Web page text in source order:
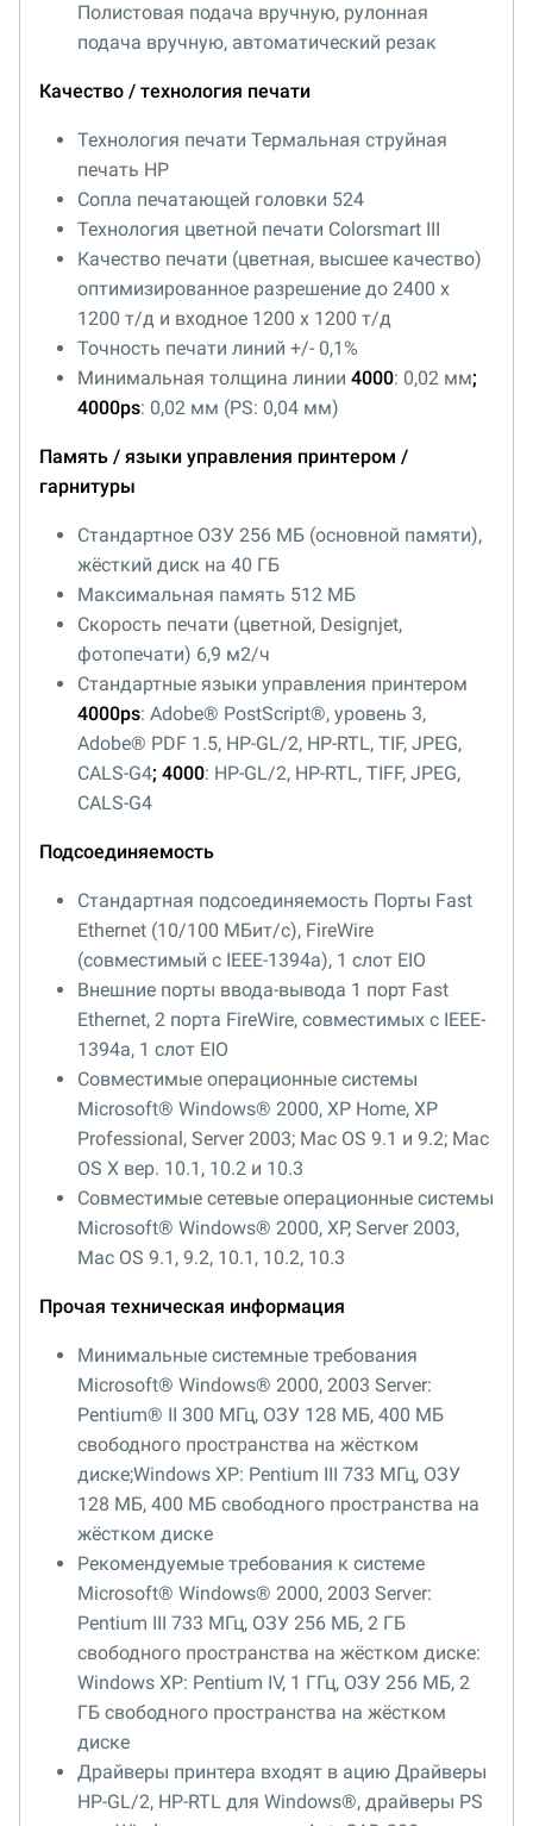
Полистовая подача вручную, рулонная
подача вручную, автоматический резак
Качество / технология печати
Технология печати Термальная струйная
печать HP
Сопла печатающей головки 524
Технология цветной печати Colorsmart III
Качество печати (цветная, высшее качество)
оптимизированное разрешение до 2400 x
1200 т/д и входное 1200 х 1200 т/д
Точность печати линий +/- 0,1%
Минимальная толщина линии 4000: 0,02 мм;
4000ps: 0,02 мм (PS: 0,04 мм)
Память / языки управления принтером /
гарнитуры
Стандартное ОЗУ 256 МБ (основной памяти),
жёсткий диск на 40 ГБ
Максимальная память 512 МБ
Скорость печати (цветной, Designjet,
фотопечати) 6,9 м2/ч
Стандартные языки управления принтером
4000ps: Adobe® PostScript®, уровень 3,
Adobe® PDF 1.5, HP-GL/2, HP-RTL, TIF, JPEG,
CALS-G4; 4000: HP-GL/2, HP-RTL, TIFF, JPEG,
CALS-G4
Подсоединяемость
Стандартная подсоединяемость Порты Fast
Ethernet (10/100 МБит/с), FireWire
(совместимый с IEEE-1394a), 1 слот EIO
Внешние порты ввода-вывода 1 порт Fast
Ethernet, 2 порта FireWire, совместимых с IEEE-
1394a, 1 слот EIO
Совместимые операционные системы
Microsoft® Windows® 2000, XP Home, XP
Professional, Server 2003; Mac OS 9.1 и 9.2; Mac
OS X вер. 10.1, 10.2 и 10.3
Совместимые сетевые операционные системы
Microsoft® Windows® 2000, XP, Server 2003,
Mac OS 9.1, 9.2, 10.1, 10.2, 10.3
Прочая техническая информация
Минимальные системные требования
Microsoft® Windows® 2000, 2003 Server:
Pentium® II 300 МГц, ОЗУ 128 МБ, 400 МБ
свободного пространства на жёстком
диске;Windows XP: Pentium III 733 МГц, ОЗУ
128 МБ, 400 МБ свободного пространства на
жёстком диске
Рекомендуемые требования к системе
Microsoft® Windows® 2000, 2003 Server:
Pentium III 733 МГц, ОЗУ 256 МБ, 2 ГБ
свободного пространства на жёстком диске:
Windows XP: Pentium IV, 1 ГГц, ОЗУ 256 МБ, 2
ГБ свободного пространства на жёстком
диске
Драйверы принтера входят в ацию Драйверы
HP-GL/2, HP-RTL для Windows®, драйверы PS